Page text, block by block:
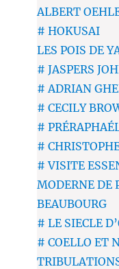
ALBERT
# HOKUSAI
LES POIS DE
# JASPERS
# ADRIAN
# CECILY
#
#
# VISITE
MODERNE DE
BEAUBOURG
# LE SIECLE
# COELLO ET